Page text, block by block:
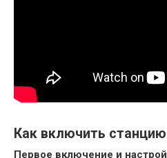
Как включить
Первое включение и